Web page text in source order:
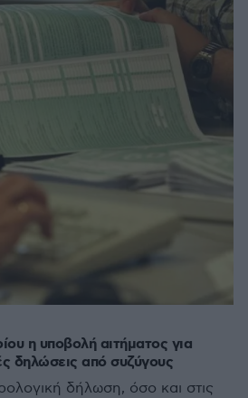
η υποβολή αιτήματος για
δηλώσεις από συζύγους
δήλωση, όσο και στις